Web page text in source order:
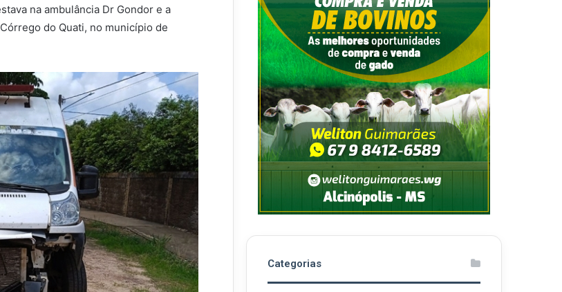
na ambulância Dr Gondor e a
do Quati, no município de
Categorias